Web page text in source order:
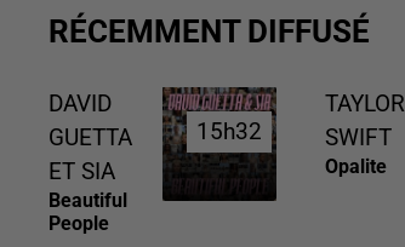
RÉCEMMENT DIFFUSÉ
DAVID
GUETTA
ET SIA
Beautiful
People
15h32
15h32
TAYLOR
SWIFT
Opalite